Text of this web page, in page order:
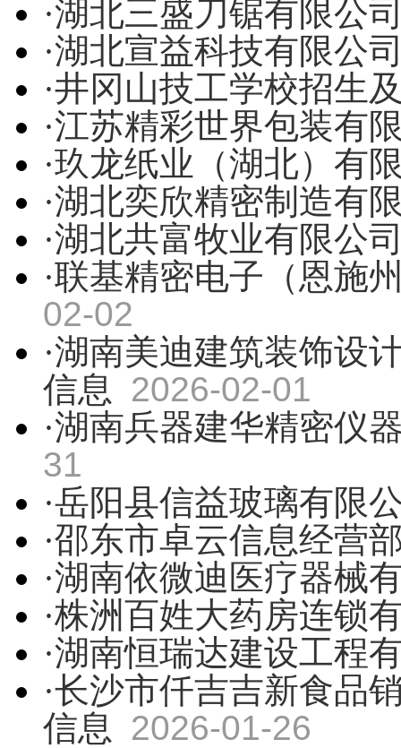
·湖北三盛刀锯有限公
·湖北宣益科技有限公
·井冈山技工学校招生
·江苏精彩世界包装有
·玖龙纸业（湖北）有
·湖北奕欣精密制造有
·湖北共富牧业有限公
·联基精密电子（恩施
02-02
·湖南美迪建筑装饰设
信息 2026-02-01
·湖南兵器建华精密仪
31
·岳阳县信益玻璃有限
·邵东市卓云信息经营
·湖南依微迪医疗器械
·株洲百姓大药房连锁
·湖南恒瑞达建设工程
·长沙市仟吉吉新食品
信息 2026-01-26